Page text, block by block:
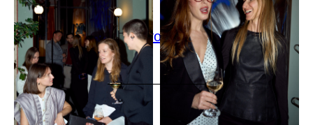
смотреть все фото на Яндекс Диске